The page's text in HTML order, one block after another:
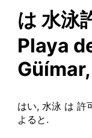
は 水泳
Playa
はい, 水泳 は 許
よると.